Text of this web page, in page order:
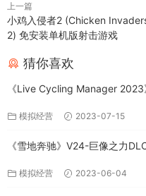
上一篇
小鸡入侵者2 (Chicken
2) 免安装单机版射击游戏
猜你喜欢
《Live Cycling Manager
模拟经营 2023-07-15
《雪地奔驰》V24-巨像之力
模拟经营 2023-06-04